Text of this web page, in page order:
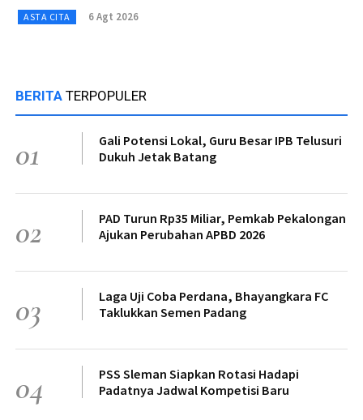
ASTA CITA 6 Agt 2026
BERITA TERPOPULER
01
Gali Potensi Lokal, Guru Besar IPB Telusuri
Dukuh Jetak Batang
02
PAD Turun Rp35 Miliar, Pemkab Pekalongan
Ajukan Perubahan APBD 2026
03
Laga Uji Coba Perdana, Bhayangkara FC
Taklukkan Semen Padang
04
PSS Sleman Siapkan Rotasi Hadapi
Padatnya Jadwal Kompetisi Baru